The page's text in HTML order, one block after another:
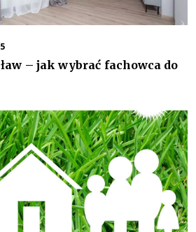
– jak wybrać fachowca do